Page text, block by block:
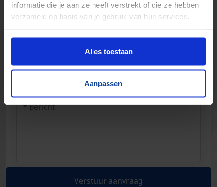
informatie die je aan ze heeft verstrekt of die ze hebben
verzameld op basis van je gebruik van hun services.
Alles toestaan
Aanpassen
Verstuur aanvraag